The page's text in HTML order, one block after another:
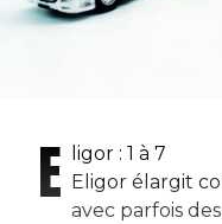
E
ligor : 1 à 7
Eligor élargit
avec parfois